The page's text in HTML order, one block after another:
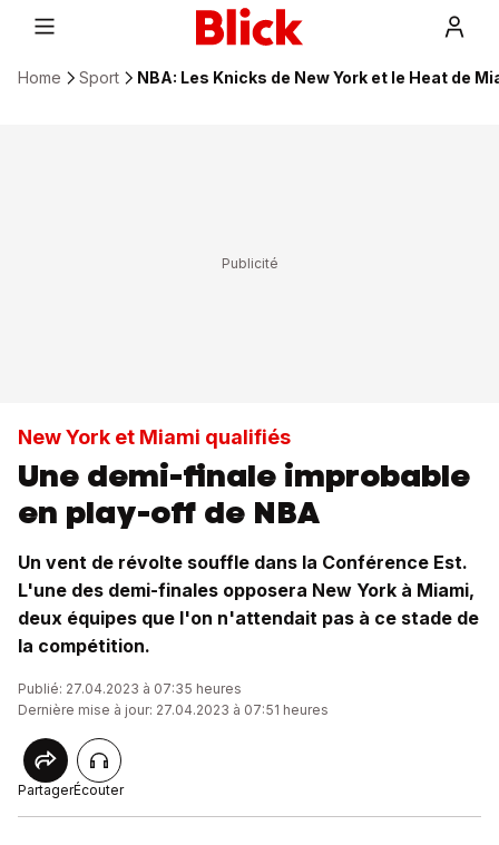
Home Sport NBA: Les Knicks de New York et le Heat de
New York et Miami qualifiés
Une demi-finale improbable
en play-off de NBA
Un vent de révolte souffle dans la Conférence Est.
L'une des demi-finales opposera New York à Miami,
deux équipes que l'on n'attendait pas à ce stade de
la compétition.
Publié: 27.04.2023 à 07:35 heures
Dernière mise à jour: 27.04.2023 à 07:51 heures
PartagerÉcouter